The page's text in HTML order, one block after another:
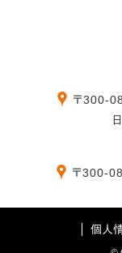
〒300-
〒300-
個人